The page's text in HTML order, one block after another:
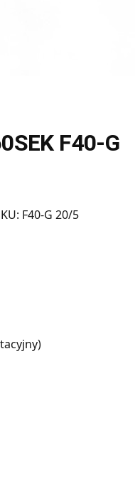
F40-G
F40-G 20/5